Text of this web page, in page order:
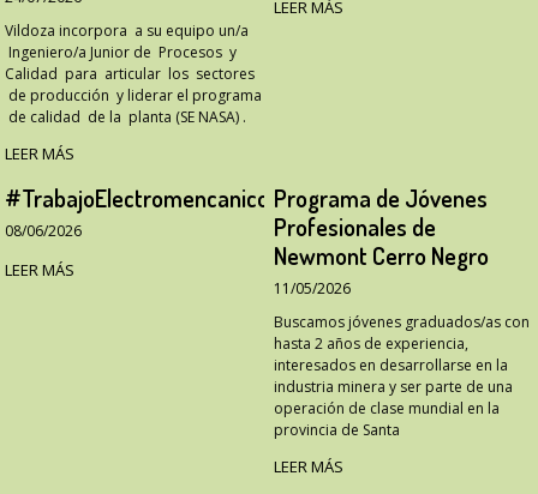
Vildoza incorpora a su equipo un/a
Ingeniero/a Junior de Procesos y
Calidad para articular los sectores
de producción y liderar el programa
de calidad de la planta (SE NASA) .
LEER MÁS
LEER MÁS
#TrabajoElectromencanico
08/06/2026
LEER MÁS
Programa de Jóvenes
Profesionales de
Newmont Cerro Negro
11/05/2026
Buscamos jóvenes graduados/as con
hasta 2 años de experiencia,
interesados en desarrollarse en la
industria minera y ser parte de una
operación de clase mundial en la
provincia de Santa
LEER MÁS